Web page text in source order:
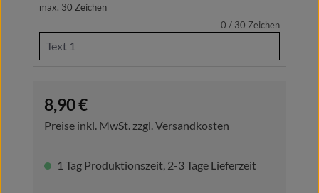
max. 30 Zeichen
0 / 30 Zeichen
Regulärer Preis:
8,90 €
Preise inkl. MwSt. zzgl. Versandkosten
1 Tag Produktionszeit, 2-3 Tage Lieferzeit